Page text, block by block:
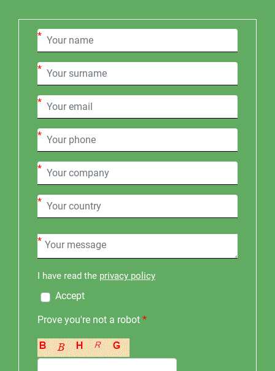
*
*
*
*
*
*
*
I have read the privacy policy
Accept
Prove you're not a robot *